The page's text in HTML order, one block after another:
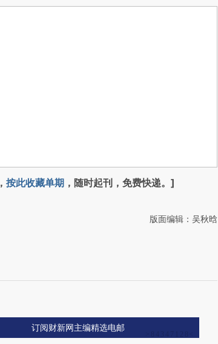
， 按此收藏单期 ，随时起刊，免费快递。]
版面编辑：吴秋晗
订阅财新网主编精选电邮